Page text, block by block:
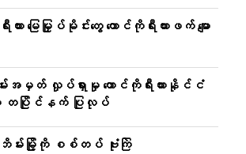
းယား မြေမြှုပ်မိုင်းတွေ တောင်ကိုရီးယားဖက် မျော
းအမှတ် လှုပ်ရှားမှု တောင်ကိုရီးယားနိုင်ငံ
တပြိုင်နက် ပြုလုပ်
ဘိမ်းမြို့ကို စစ်တပ် ဗုံးကြဲ